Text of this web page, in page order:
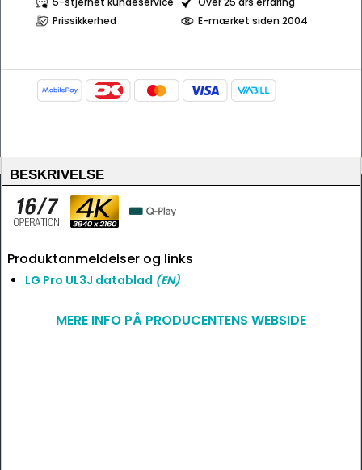
Prissikkerhed
E-mærket siden 2004
BESKRIVELSE
Produktanmeldelser og links
LG Pro UL3J datablad (EN)
MERE INFO PÅ PRODUCENTENS WEBSIDE